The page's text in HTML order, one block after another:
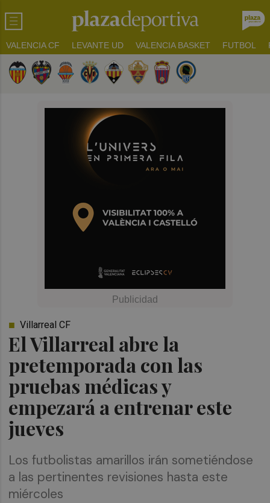
VALENCIA CF LEVANTE UD VALENCIA BASKET FUTBOL
El Villarreal abre la
pretemporada con las
pruebas médicas y
empezará a entrenar este
jueves
Villarreal CF
Los futbolistas amarillos irán sometiéndose
a las pertinentes revisiones hasta este
miércoles